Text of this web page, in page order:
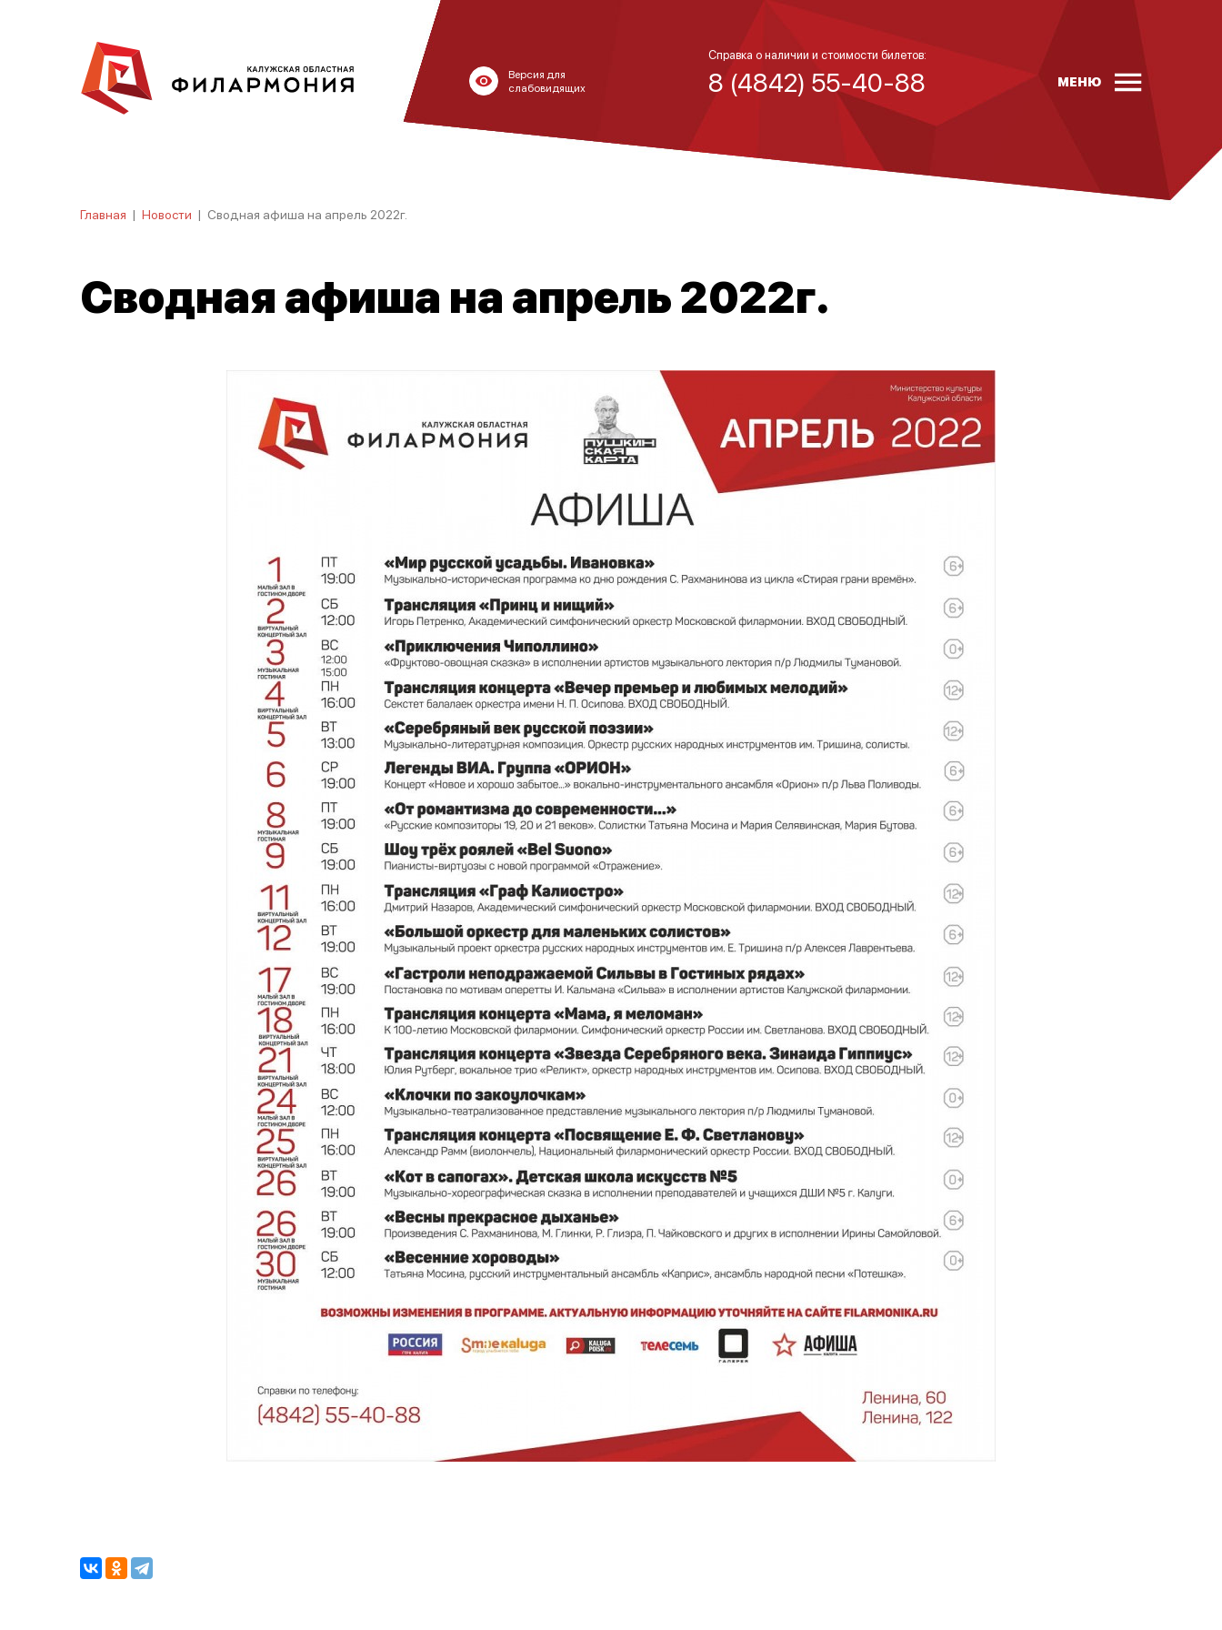
Версия для
слабовидящих
Справка о наличии и стоимости билетов:
8 (4842) 55-40-88 МЕНЮ
Главная | Новости | Сводная афиша на апрель 2022г.
Сводная афиша на апрель 2022г.